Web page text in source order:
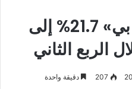
هبوط أرباح «إتش بي» 21.7% إلى
207 دقيقة واحدة